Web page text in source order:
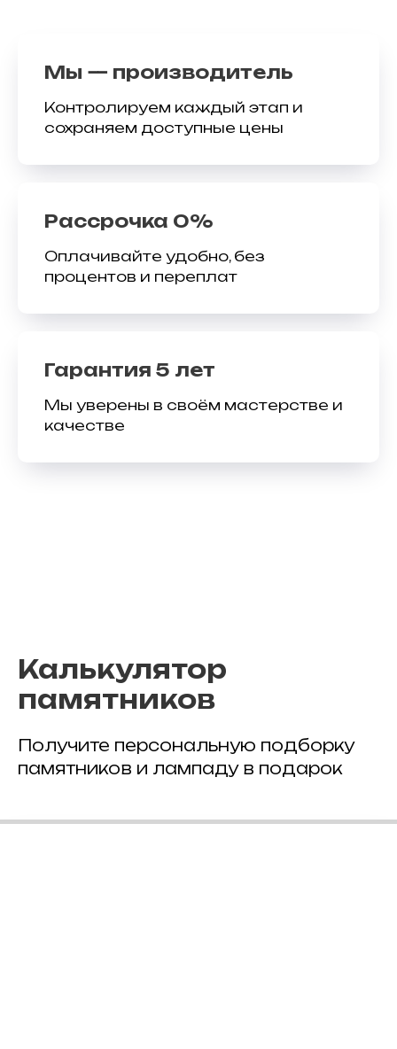
Мы — производитель
Контролируем каждый этап и
сохраняем доступные цены
Рассрочка 0%
Оплачивайте удобно, без
процентов и переплат
Гарантия 5 лет
Мы уверены в своём мастерстве и
качестве
Калькулятор
памятников
Получите персональную подборку
памятников и лампаду в подарок